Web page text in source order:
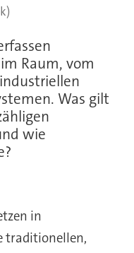
Raum, vom
Was gilt
wie
in
traditionellen,